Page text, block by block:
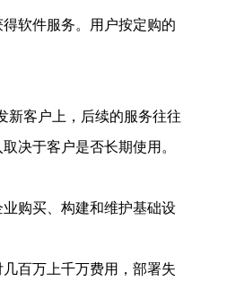
软件服务。用户按定购的
新客户上，后续的服务往往
决于客户是否长期使用。
购买、构建和维护基础设
百万上千万费用，部署失